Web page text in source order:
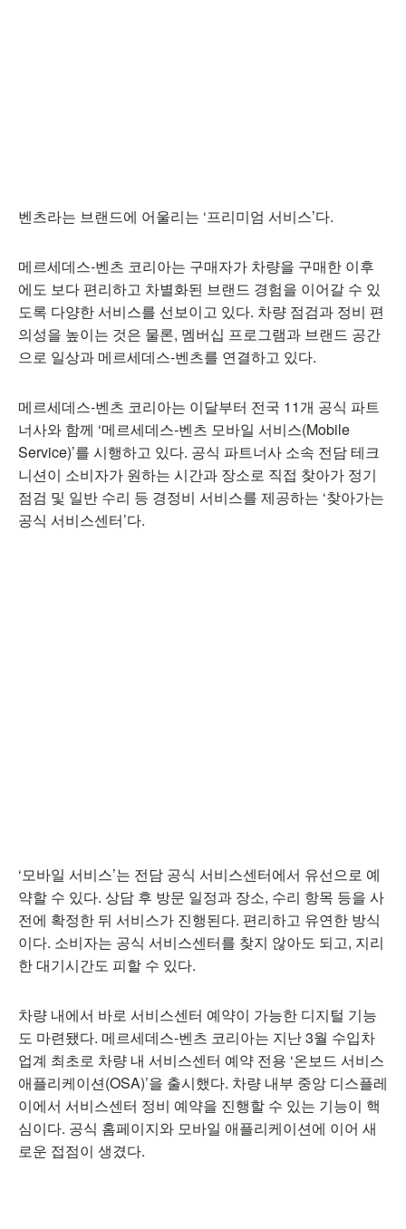
벤츠라는 브랜드에 어울리는 ‘프리미엄 서비스’다.
메르세데스-벤츠 코리아는 구매자가 차량을 구매한 이후
에도 보다 편리하고 차별화된 브랜드 경험을 이어갈 수 있
도록 다양한 서비스를 선보이고 있다. 차량 점검과 정비 편
의성을 높이는 것은 물론, 멤버십 프로그램과 브랜드 공간
으로 일상과 메르세데스-벤츠를 연결하고 있다.
메르세데스-벤츠 코리아는 이달부터 전국 11개 공식 파트
너사와 함께 ‘메르세데스-벤츠 모바일 서비스(Mobile
Service)’를 시행하고 있다. 공식 파트너사 소속 전담 테크
니션이 소비자가 원하는 시간과 장소로 직접 찾아가 정기
점검 및 일반 수리 등 경정비 서비스를 제공하는 ‘찾아가는
공식 서비스센터’다.
‘모바일 서비스’는 전담 공식 서비스센터에서 유선으로 예
약할 수 있다. 상담 후 방문 일정과 장소, 수리 항목 등을 사
전에 확정한 뒤 서비스가 진행된다. 편리하고 유연한 방식
이다. 소비자는 공식 서비스센터를 찾지 않아도 되고, 지리
한 대기시간도 피할 수 있다.
차량 내에서 바로 서비스센터 예약이 가능한 디지털 기능
도 마련됐다. 메르세데스-벤츠 코리아는 지난 3월 수입차
업계 최초로 차량 내 서비스센터 예약 전용 ‘온보드 서비스
애플리케이션(OSA)’을 출시했다. 차량 내부 중앙 디스플레
이에서 서비스센터 정비 예약을 진행할 수 있는 기능이 핵
심이다. 공식 홈페이지와 모바일 애플리케이션에 이어 새
로운 접점이 생겼다.